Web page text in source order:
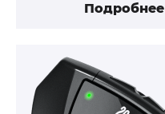
Подробнее